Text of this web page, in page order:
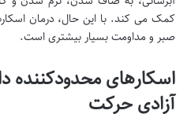
کمک می کند. با این حال، درمان
صبر و مداومت بسیار بیشتری است.
اسکارهای محدودکننده
آزادی حرکت